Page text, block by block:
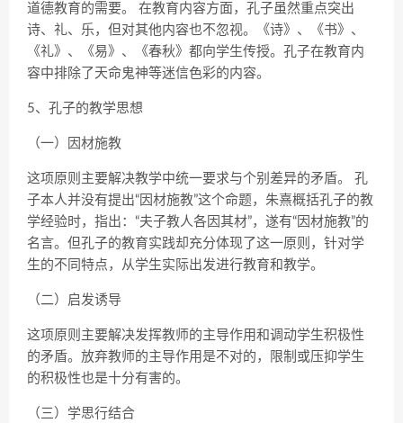
道德教育的需要。 在教育内容方面，孔子虽然重点突出
诗、礼、乐，但对其他内容也不忽视。《诗》、《书》、
《礼》、《易》、《春秋》都向学生传授。孔子在教育内
容中排除了天命鬼神等迷信色彩的内容。
5、孔子的教学思想
（一）因材施教
这项原则主要解决教学中统一要求与个别差异的矛盾。 孔
子本人并没有提出“因材施教”这个命题，朱熹概括孔子的教
学经验时，指出：“夫子教人各因其材”，遂有“因材施教”的
名言。但孔子的教育实践却充分体现了这一原则，针对学
生的不同特点，从学生实际出发进行教育和教学。
（二）启发诱导
这项原则主要解决发挥教师的主导作用和调动学生积极性
的矛盾。放弃教师的主导作用是不对的，限制或压抑学生
的积极性也是十分有害的。
（三）学思行结合